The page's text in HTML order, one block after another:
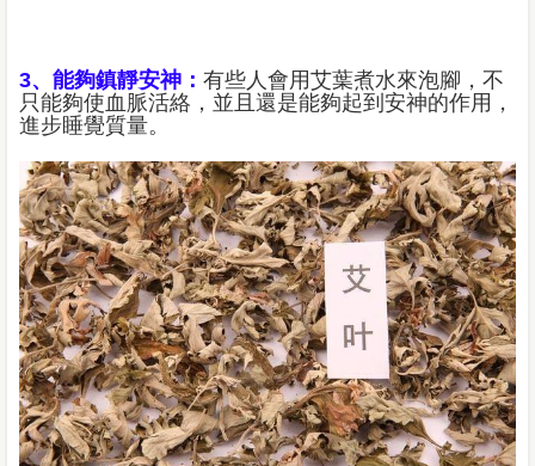
3、能夠鎮靜安神： 有些人會用艾葉煮水來泡腳，不
只能夠使血脈活絡，並且還是能夠起到安神的作用，
進步睡覺質量。